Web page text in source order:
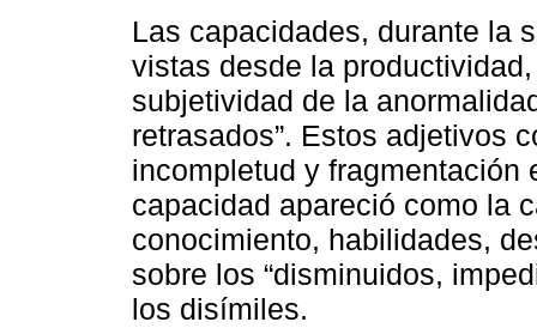
Las capacidades, durante la
vistas desde la
subjetividad de la
retrasados”. Estos adjetivos
incompletud y fragmentación
capacidad apareció como la
conocimiento, habilidades,
sobre los “disminuidos,
los disímiles.